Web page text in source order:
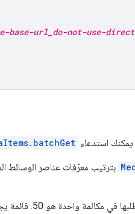
base-url_do-not-use-
استدعاء
بترتيب معرّفات عناصر الوسائط
الحد الأقصى